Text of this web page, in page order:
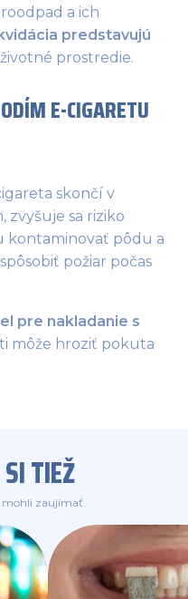
a ich
predstavujú
prostredie.
E-CIGARETU
skončí v
zvyšuje sa riziko
kontaminovať pôdu a
požiar počas
pre nakladanie s
môže hroziť pokuta
TIEŽ
mohli zaujímať